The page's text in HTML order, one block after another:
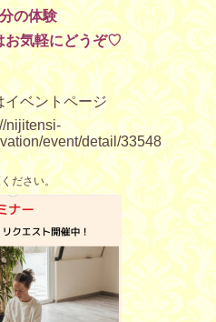
の体験
お気軽にどうぞ♡
イベントページ
nijitensi-
event/detail/33548
ださい。